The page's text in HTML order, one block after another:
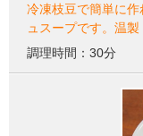
冷凍枝豆で簡単に
ュスープです。温
調理時間：30分